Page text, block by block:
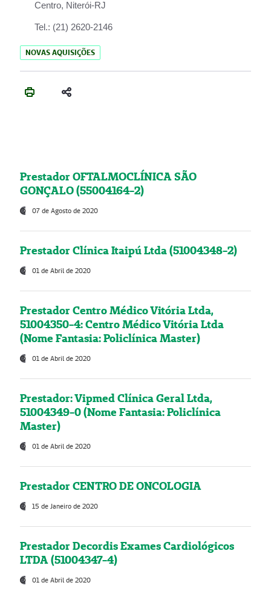
Centro, Niterói-RJ
Tel.: (21) 2620-2146
NOVAS AQUISIÇÕES
Prestador OFTALMOCLÍNICA SÃO
GONÇALO (55004164-2)
07 de Agosto de 2020
Prestador Clínica Itaipú Ltda (51004348-2)
01 de Abril de 2020
Prestador Centro Médico Vitória Ltda,
51004350-4: Centro Médico Vitória Ltda
(Nome Fantasia: Policlínica Master)
01 de Abril de 2020
Prestador: Vipmed Clínica Geral Ltda,
51004349-0 (Nome Fantasia: Policlínica
Master)
01 de Abril de 2020
Prestador CENTRO DE ONCOLOGIA
15 de Janeiro de 2020
Prestador Decordis Exames Cardiológicos
LTDA (51004347-4)
01 de Abril de 2020